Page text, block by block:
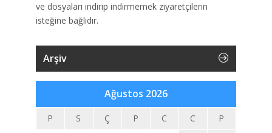
ve dosyaları indirip indirmemek ziyaretçilerin
isteğine bağlıdır.
Arşiv
Ağustos 2026
P S Ç P C C
P